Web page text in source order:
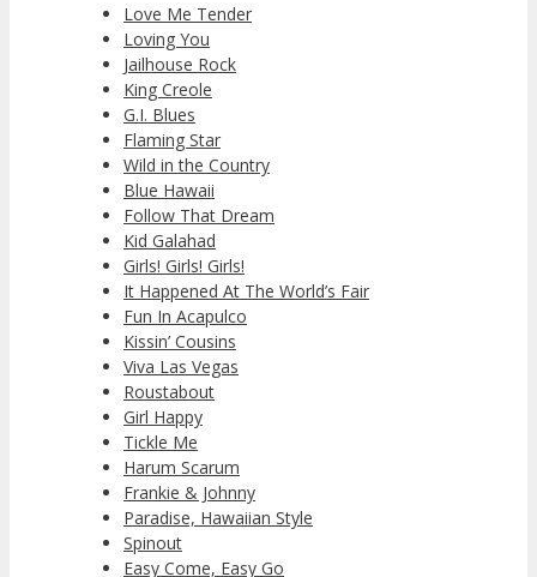
Love Me Tender
Loving You
Jailhouse Rock
King Creole
G.I. Blues
Flaming Star
Wild in the Country
Blue Hawaii
Follow That Dream
Kid Galahad
Girls! Girls! Girls!
It Happened At The World’s Fair
Fun In Acapulco
Kissin’ Cousins
Viva Las Vegas
Roustabout
Girl Happy
Tickle Me
Harum Scarum
Frankie & Johnny
Paradise, Hawaiian Style
Spinout
Easy Come, Easy Go